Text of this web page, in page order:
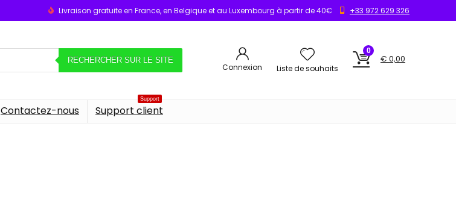
Livraison gratuite en France, en Belgique et au Luxembourg à partir de 40€ +33 972 629 326
RECHERCHER SUR LE SITE
Connexion Liste de souhaits
0
€ 0,00
Contactez-nous
Support
Support client